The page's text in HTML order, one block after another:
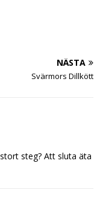
NÄSTA
Svärmors Dillkött
steg? Att sluta äta